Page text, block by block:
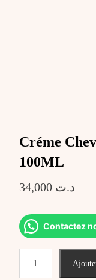
Créme
100ML
د.ت 34,000
Contactez